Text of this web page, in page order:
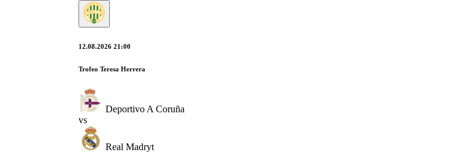
12.08.2026 21:00
Trofeo Teresa Herrera
Deportivo A Coruña
vs
Real Madryt